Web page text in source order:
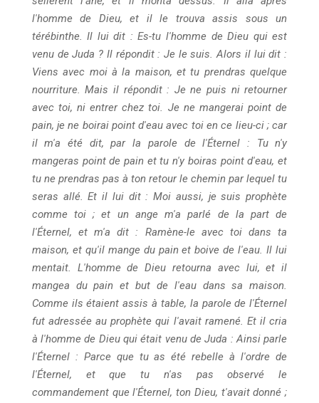
l'homme de Dieu, et il le trouva assis sous un
térébinthe. Il lui dit : Es-tu l'homme de Dieu qui est
venu de Juda ? Il répondit : Je le suis. Alors il lui dit :
Viens avec moi à la maison, et tu prendras quelque
nourriture. Mais il répondit : Je ne puis ni retourner
avec toi, ni entrer chez toi. Je ne mangerai point de
pain, je ne boirai point d'eau avec toi en ce lieu-ci ; car
il m'a été dit, par la parole de l'Éternel : Tu n'y
mangeras point de pain et tu n'y boiras point d'eau, et
tu ne prendras pas à ton retour le chemin par lequel tu
seras allé. Et il lui dit : Moi aussi, je suis prophète
comme toi ; et un ange m'a parlé de la part de
l'Éternel, et m'a dit : Ramène-le avec toi dans ta
maison, et qu'il mange du pain et boive de l'eau. Il lui
mentait. L'homme de Dieu retourna avec lui, et il
mangea du pain et but de l'eau dans sa maison.
Comme ils étaient assis à table, la parole de l'Éternel
fut adressée au prophète qui l'avait ramené. Et il cria
à l'homme de Dieu qui était venu de Juda : Ainsi parle
l'Éternel : Parce que tu as été rebelle à l'ordre de
l'Éternel, et que tu n'as pas observé le
commandement que l'Éternel, ton Dieu, t'avait donné ;